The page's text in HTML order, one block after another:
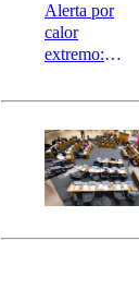
Alerta por
calor
extremo:
activa Alerta
Preventiva en
tres comunas